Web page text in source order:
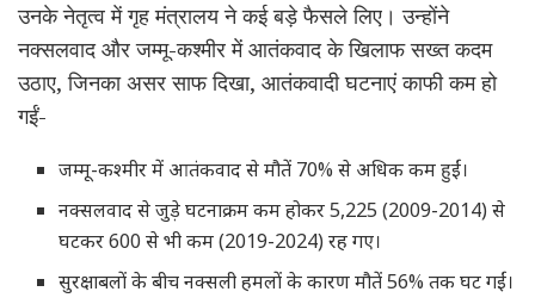
उनके नेतृत्व में गृह मंत्रालय ने कई बड़े फैसले लिए। उन्होंने
नक्सलवाद और जम्मू-कश्मीर में आतंकवाद के खिलाफ सख्त कदम
उठाए, जिनका असर साफ दिखा, आतंकवादी घटनाएं काफी कम हो
गईं-
जम्मू-कश्मीर में आतंकवाद से मौतें 70% से अधिक कम हुईं।
नक्सलवाद से जुड़े घटनाक्रम कम होकर 5,225 (2009-2014) से
घटकर 600 से भी कम (2019-2024) रह गए।
सुरक्षाबलों के बीच नक्सली हमलों के कारण मौतें 56% तक घट गईं।